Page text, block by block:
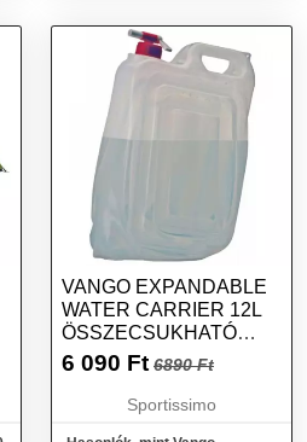
VANGO EXPANDABLE
WATER CARRIER 12L
ÖSSZECSUKHATÓ
VÍZTARTÁLY,
6 090 Ft 6890 Ft
Sportissimo